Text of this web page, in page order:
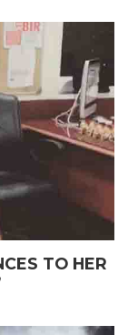
TO HER